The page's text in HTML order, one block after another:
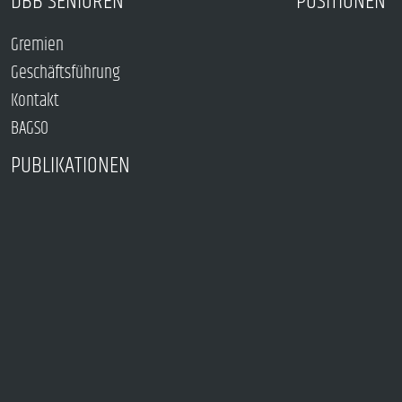
Gremien
Geschäftsführung
Kontakt
BAGSO
PUBLIKATIONEN